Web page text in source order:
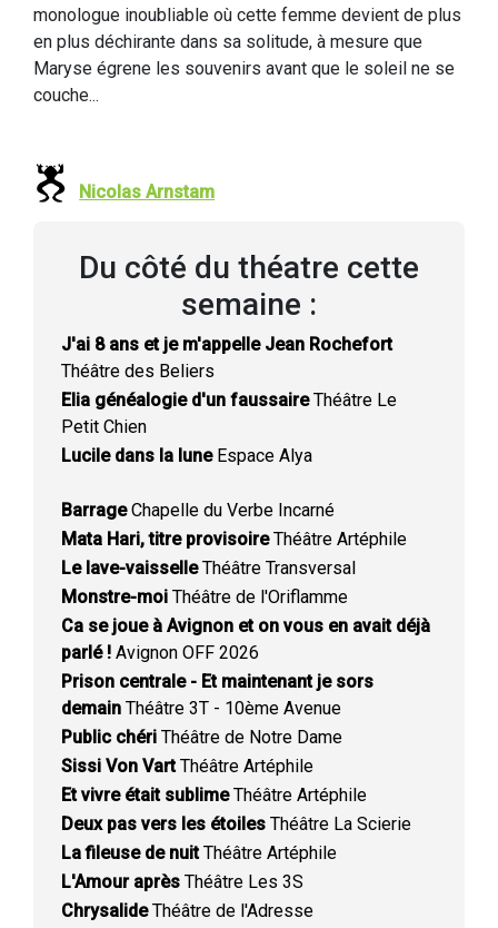
monologue inoubliable où cette femme devient de plus
en plus déchirante dans sa solitude, à mesure que
Maryse égrene les souvenirs avant que le soleil ne se
couche...
Nicolas Arnstam
Du côté du théatre cette
semaine :
J'ai 8 ans et je m'appelle Jean Rochefort
Théâtre des Beliers
Elia généalogie d'un faussaireThéâtre Le
Petit Chien
Lucile dans la luneEspace Alya
BarrageChapelle du Verbe Incarné
Mata Hari, titre provisoireThéâtre Artéphile
Le lave-vaisselleThéâtre Transversal
Monstre-moi Théâtre de l'Oriflamme
Ca se joue à Avignon et on vous en avait déjà
parlé ! Avignon OFF 2026
Prison centrale - Et maintenant je sors
demain Théâtre 3T - 10ème Avenue
Public chéri Théâtre de Notre Dame
Sissi Von VartThéâtre Artéphile
Et vivre était sublimeThéâtre Artéphile
Deux pas vers les étoiles Théâtre La Scierie
La fileuse de nuitThéâtre Artéphile
L'Amour après Théâtre Les 3S
ChrysalideThéâtre de l'Adresse